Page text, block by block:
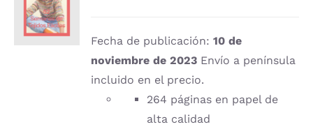
CARRITO
/
DETALLES
Fecha de publicación:10 de
noviembre de 2023 Envío a península
incluido en el precio.
264 páginas en papel de
alta calidad